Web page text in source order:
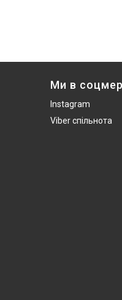
Ми в
Instagram
Viber спільнота